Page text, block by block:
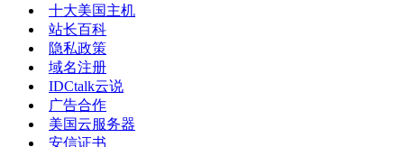
十大美国主机
站长百科
隐私政策
域名注册
IDCtalk云说
广告合作
美国云服务器
安信证书